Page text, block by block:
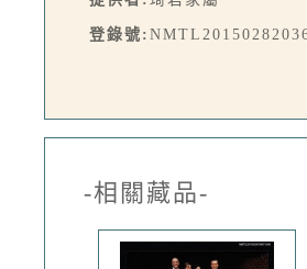
登錄號:
-相關藏品-